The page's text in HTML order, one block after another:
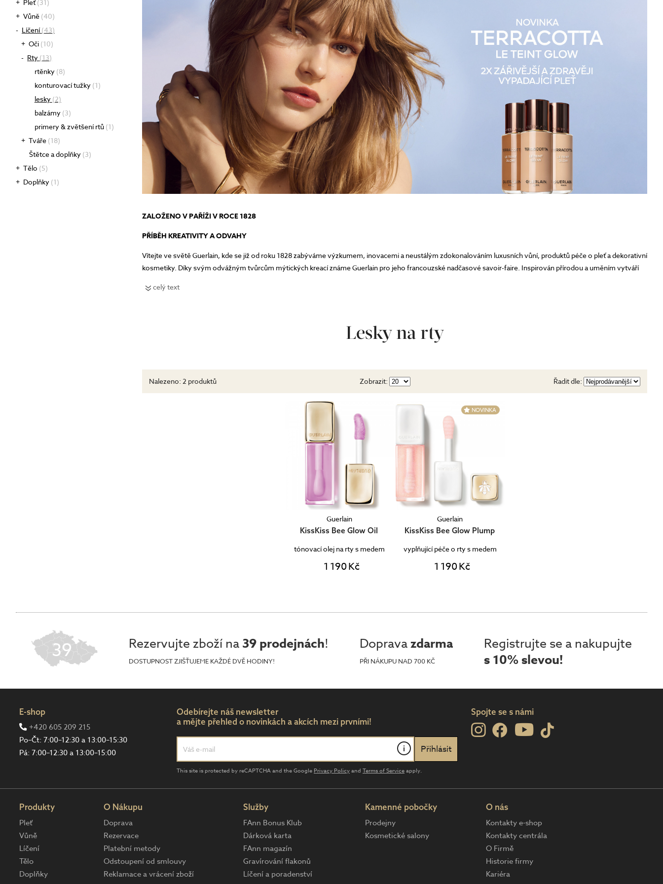
BB/CC krémy
Pánská péče
čištění a tonizace
péče o pleť
oční péče
holení a péče o vousy
péče o řasy a obočí
Dárkové kazety
TĚLO
DOPLŇKY
ZALOŽENO V PAŘÍŽI V ROCE 1828
PŘÍBĚH KREATIVITY A ODVAHY
Vítejte ve světě Guerlain, kde se již od roku 1828 zabýváme výzkumem, inovacemi a neustálým zdokonalováním luxusních vůní, produktů péče o pleť a dekorativní
kosmetiky. Díky svým odvážným tvůrcům mýtických kreací známe Guerlain pro jeho francouzské nadčasové savoir-faire. Inspirován přírodou a uměním vytváří
celý text
Lesky na rty
Pleť(31)
Vůně (40)
Líčení(43)
Oči (10)
Rty (13)
rtěnky (8)
konturovací tužky (1)
lesky (2)
balzámy (3)
primery & zvětšení rtů (1)
Tváře (18)
Štětce a doplňky (3)
Tělo (5)
Doplňky (1)
Nalezeno: 2 produktů Zobrazit: Řadit dle:
Guerlain
KissKiss Bee Glow Oil
tónovací olej na rty s medem
1 190 Kč
Guerlain
KissKiss Bee Glow Plump
vyplňující péče o rty s medem
1 190 Kč
39 Rezervujte zboží na 39 prodejnách!
DOSTUPNOST ZJIŠŤUJEME KAŽDÉ DVĚ HODINY!
Dopravazdarma
PŘI NÁKUPU NAD 700 KČ
Registrujte se a nakupujte
s 10% slevou!
E-shop
+420 605 209 215
Po–Čt: 7:00–12:30 a 13:00–15:30
Pá: 7:00–12:30 a 13:00–15:00
Odebírejte náš newsletter
a mějte přehled o novinkách a akcích mezi prvními!
i
This site is protected by reCAPTCHA and the GooglePrivacy Policyand Terms of Serviceapply.
Spojte se s námi
Produkty
Pleť
Vůně
Líčení
Tělo
Doplňky
O Nákupu
Doprava
Rezervace
Platební metody
Odstoupení od smlouvy
Reklamace a vrácení zboží
Služby
FAnn Bonus Klub
Dárková karta
FAnn magazín
Gravírování flakonů
Líčení a poradenství
Kamenné pobočky
Prodejny
Kosmetické salony
O nás
Kontakty e-shop
Kontakty centrála
O Firmě
Historie firmy
Kariéra